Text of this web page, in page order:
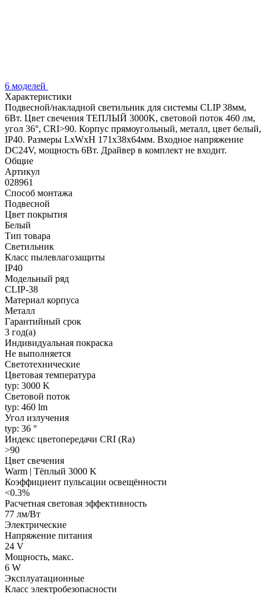
6 моделей
Характеристики
Подвесной/накладной светильник для системы CLIP 38мм,
6Вт. Цвет свечения ТЕПЛЫЙ 3000K, световой поток 460 лм,
угол 36°, CRI>90. Корпус прямоугольный, металл, цвет белый,
IP40. Размеры LxWxH 171x38x64мм. Входное напряжение
DC24V, мощность 6Вт. Драйвер в комплект не входит.
Общие
Артикул
028961
Способ монтажа
Подвесной
Цвет покрытия
Белый
Тип товара
Светильник
Класс пылевлагозащиты
IP40
Модельный ряд
CLIP-38
Материал корпуса
Металл
Гарантийный срок
3 год(а)
Индивидуальная покраска
Не выполняется
Светотехнические
Цветовая температура
typ: 3000 K
Световой поток
typ: 460 lm
Угол излучения
typ: 36 °
Индекс цветопередачи CRI (Ra)
>90
Цвет свечения
Warm | Тёплый 3000 K
Коэффициент пульсации освещённости
<0.3%
Расчетная световая эффективность
77 лм/Вт
Электрические
Напряжение питания
24 V
Мощность, макс.
6 W
Эксплуатационные
Класс электробезопасности